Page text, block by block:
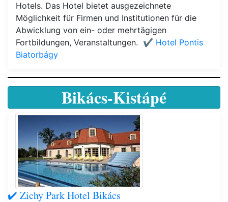
Hotels. Das Hotel bietet ausgezeichnete
Möglichkeit für Firmen und Institutionen für die
Abwicklung von ein- oder mehrtägigen
Fortbildungen, Veranstaltungen. ✔️ Hotel Pontis
Biatorbágy
Bikács-Kistápé
✔️ Zichy Park Hotel Bikács